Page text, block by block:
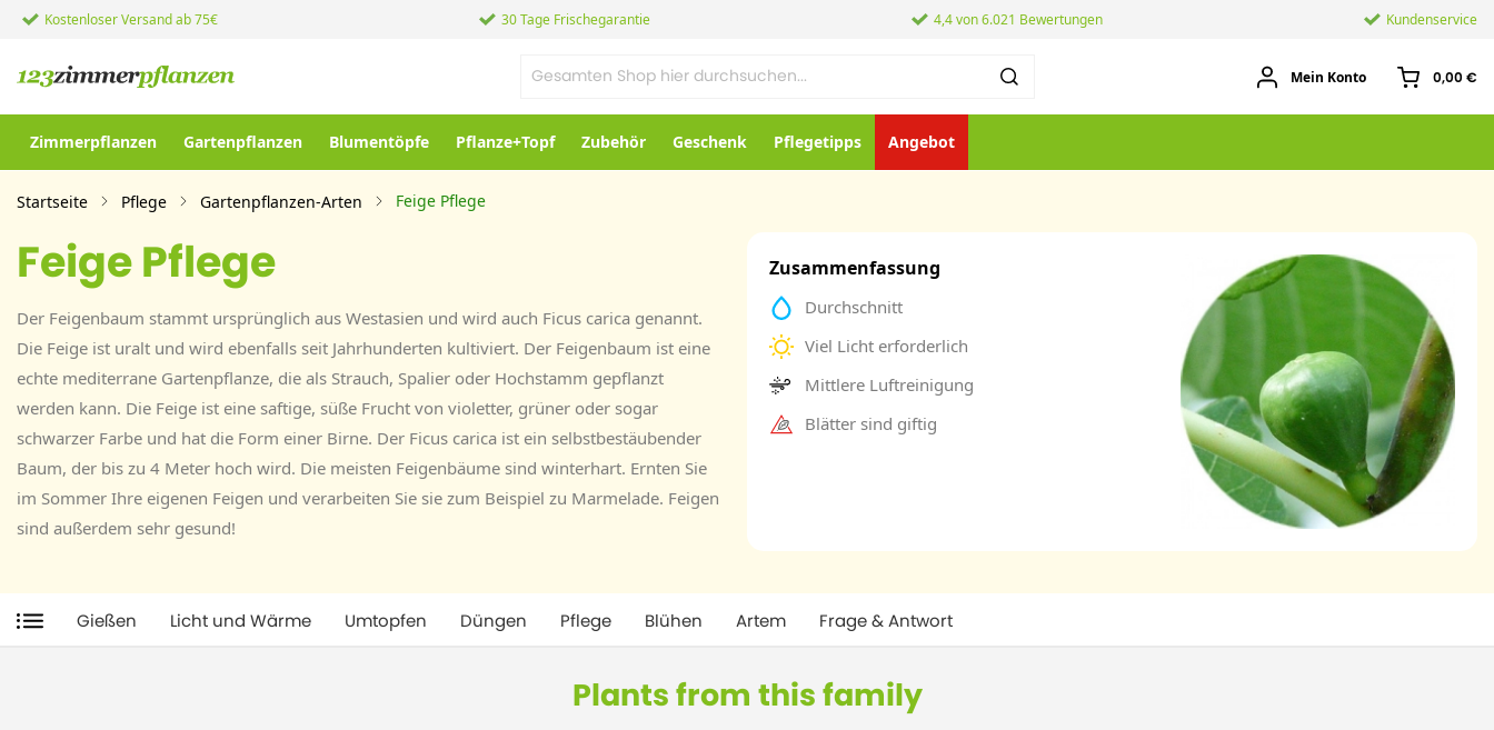
Kostenloser Versand ab 75€ 30 Tage Frischegarantie 4,4 von 6.021 Bewertungen Kundenservice
Mein Konto 0,00 €
Zimmerpflanzen Gartenpflanzen Blumentöpfe Pflanze+Topf Zubehör Geschenk Pflegetipps Angebot
Startseite Pflege Gartenpflanzen-Arten Feige Pflege
Feige Pflege
Der Feigenbaum stammt ursprünglich aus Westasien und wird auch Ficus carica genannt.
Die Feige ist uralt und wird ebenfalls seit Jahrhunderten kultiviert. Der Feigenbaum ist eine
echte mediterrane Gartenpflanze, die als Strauch, Spalier oder Hochstamm gepflanzt
werden kann. Die Feige ist eine saftige, süße Frucht von violetter, grüner oder sogar
schwarzer Farbe und hat die Form einer Birne. Der Ficus carica ist ein selbstbestäubender
Baum, der bis zu 4 Meter hoch wird. Die meisten Feigenbäume sind winterhart. Ernten Sie
im Sommer Ihre eigenen Feigen und verarbeiten Sie sie zum Beispiel zu Marmelade. Feigen
sind außerdem sehr gesund!
Zusammenfassung
Durchschnitt
Viel Licht erforderlich
Mittlere Luftreinigung
Blätter sind giftig
Plants from this family
Gießen Licht und Wärme Umtopfen Düngen Pflege Blühen Artem Frage & Antwort